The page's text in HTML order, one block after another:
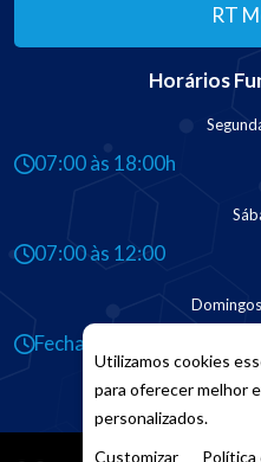
RT
Horários
07:00 às 18:00h
07:00 às 12:00
Fechado
Utilizamos cookies
para oferecer melhor
personalizados.
Customizar
Política